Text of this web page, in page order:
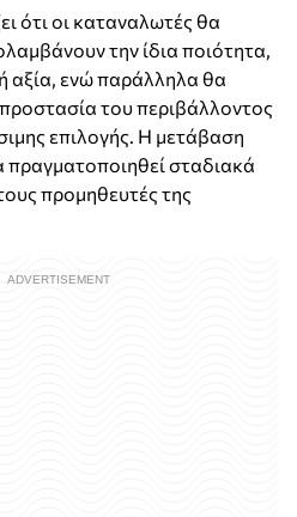
ότι οι καταναλωτές θα
την ίδια ποιότητα,
αξία, ενώ παράλληλα θα
του περιβάλλοντος
επιλογής. Η μετάβαση
σταδιακά
προμηθευτές της